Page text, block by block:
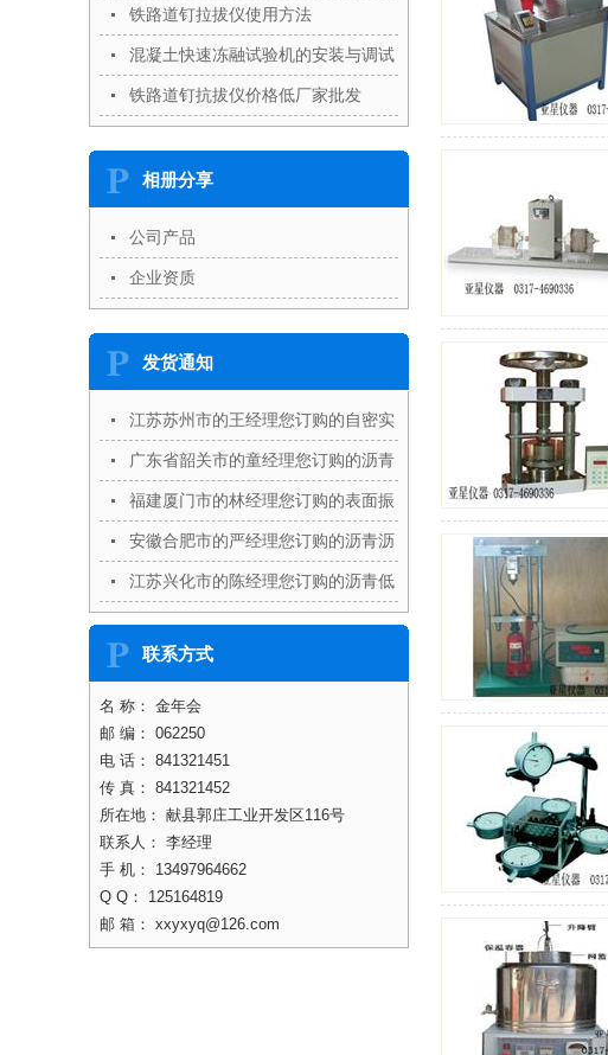
铁路道钉拉拔仪使用方法
混凝土快速冻融试验机的安装与调试
铁路道钉抗拔仪价格低厂家批发
相册分享
公司产品
企业资质
发货通知
江苏苏州市的王经理您订购的自密实
混凝土U型箱,自密实混凝土L型仪,自
密实混凝土V型漏斗等设备已发出
广东省韶关市的童经理您订购的沥青
抽提仪,沥青针入度仪,沥青延伸度仪
等设备已发出
福建厦门市的林经理您订购的表面振
动压实试验仪,钢构件镀锌层附着性
能测定仪等设备已发出
安徽合肥市的严经理您订购的沥青沥
青动力粘度计,阳__化仪,储存稳定性
测定仪等设备已发出
江苏兴化市的陈经理您订购的沥青低
度试验机等设备已发出
联系方式
名 称： 金年会
邮 编： 062250
电 话： 841321451
传 真： 841321452
所在地： 献县郭庄工业开发区116号
联系人： 李经理
手 机： 13497964662
Q Q： 125164819
邮 箱： xxyxyq@126.com